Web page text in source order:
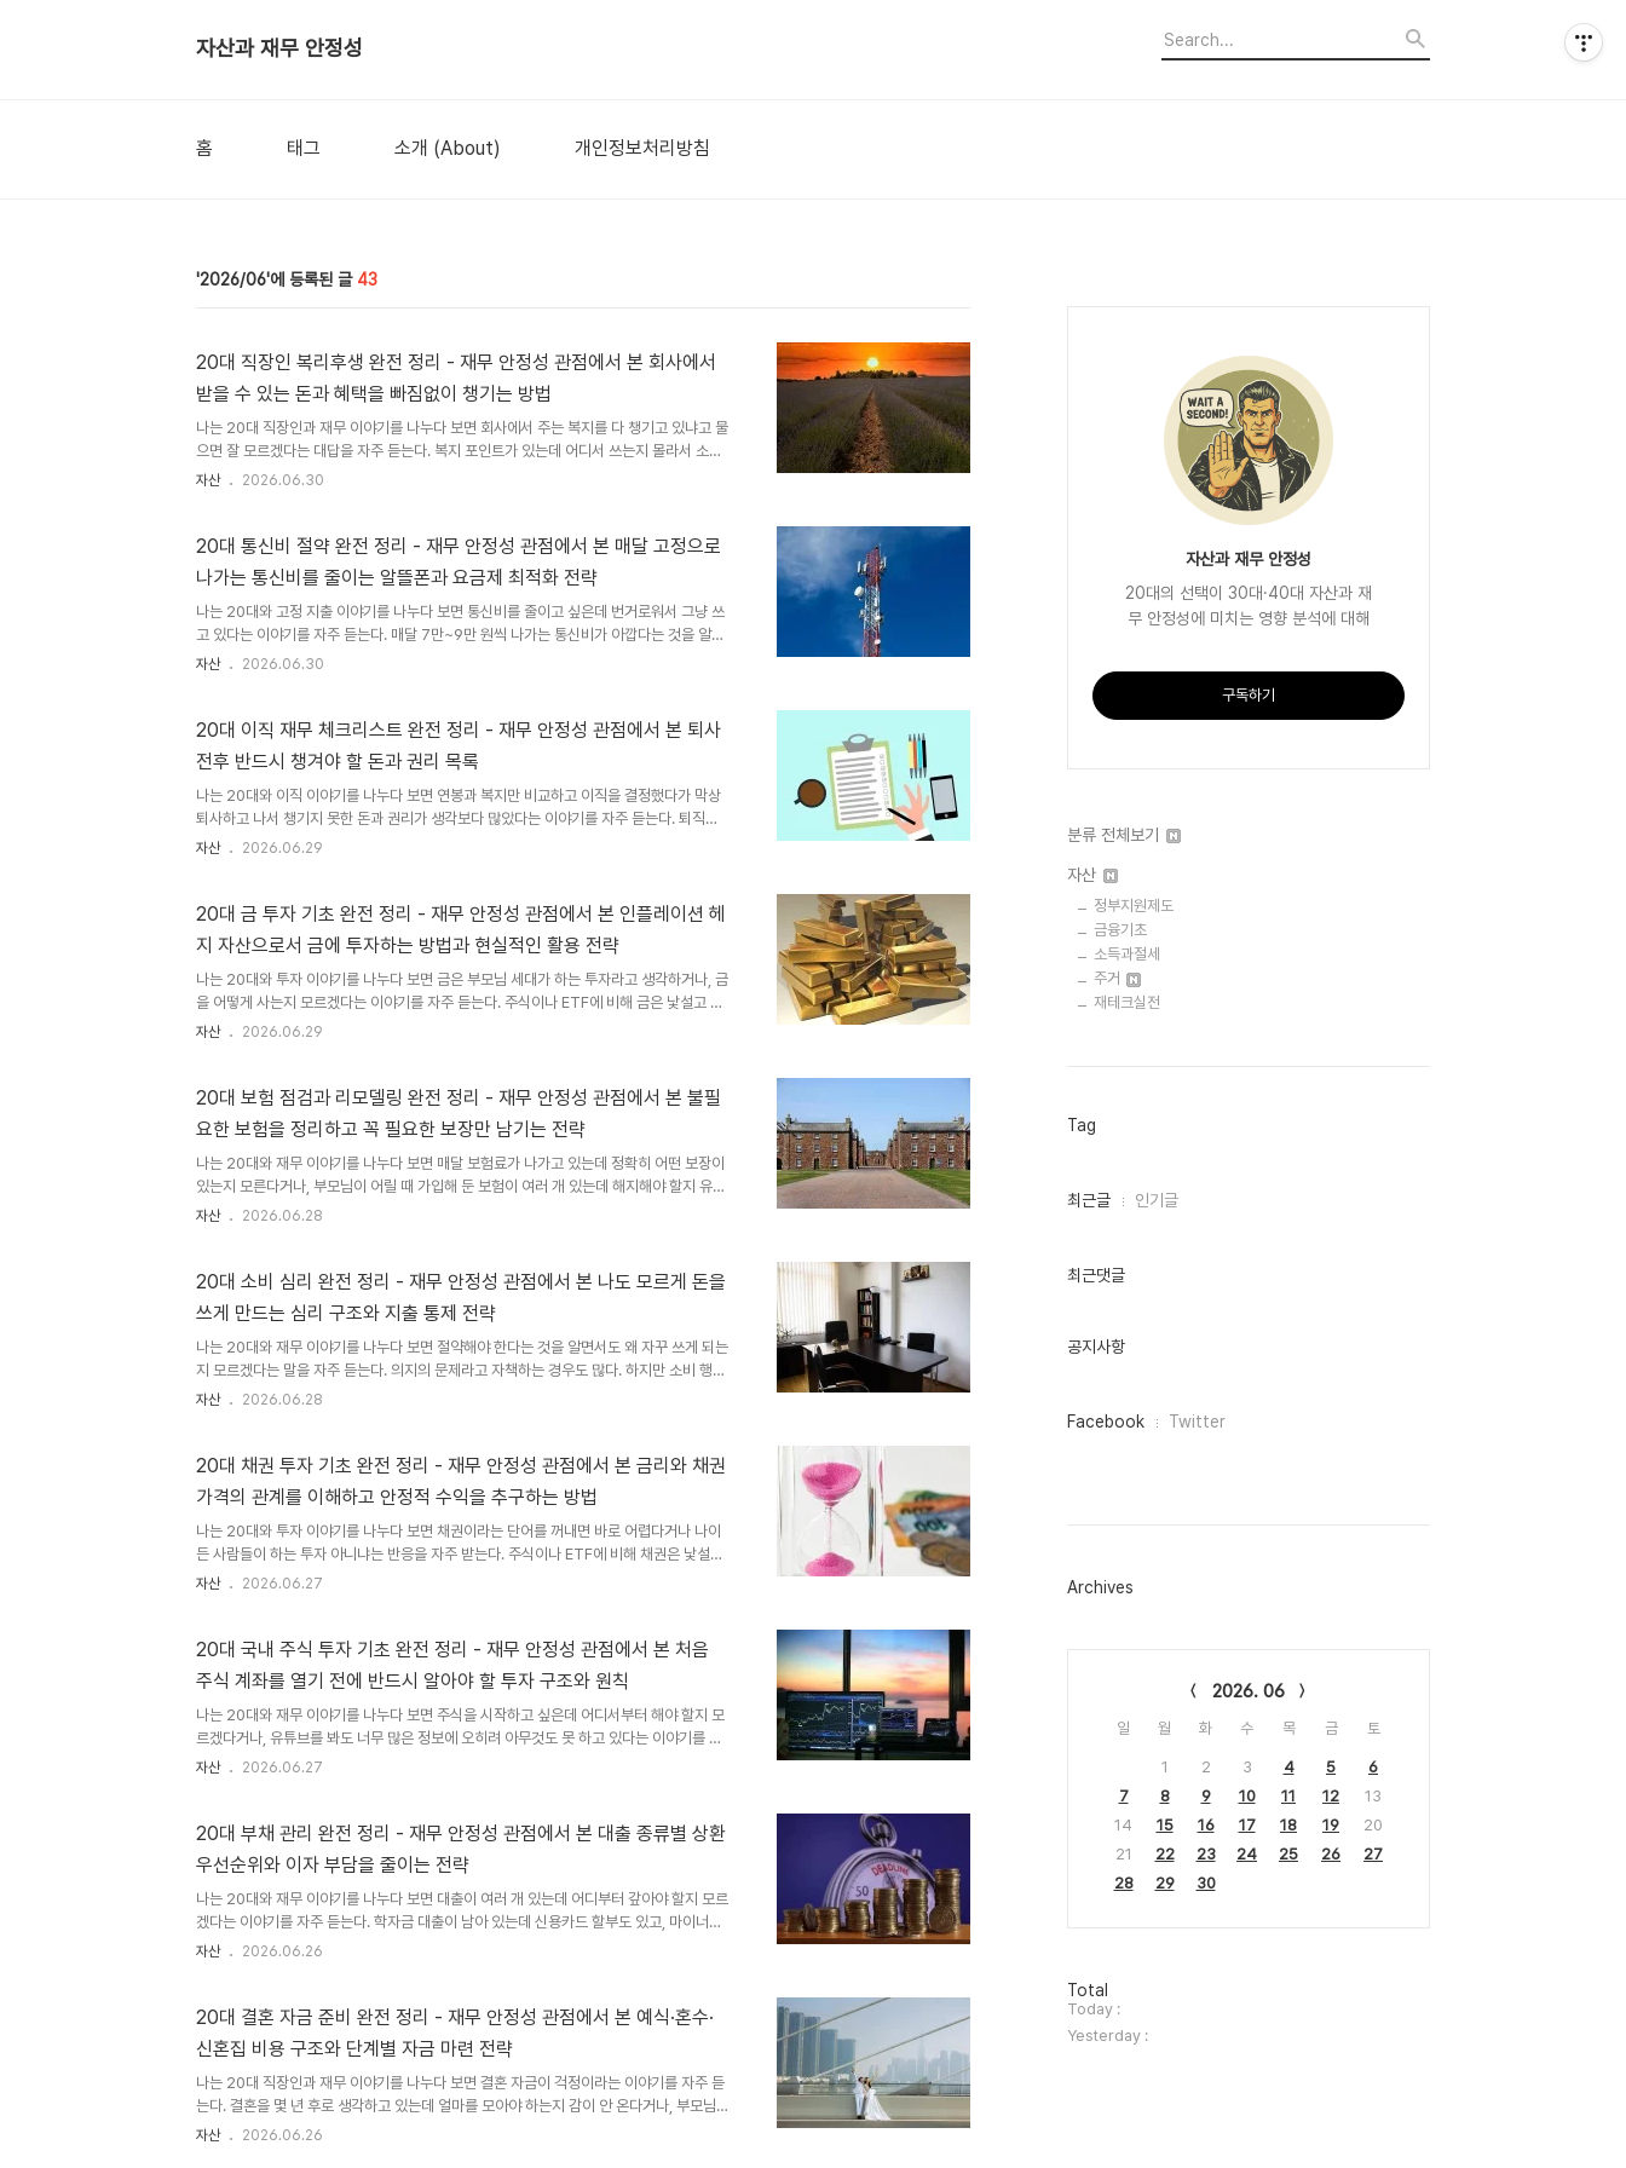
자산과 재무 안정성
홈 태그 소개 (About) 개인정보처리방침
2026/06 43
20대 직장인 복리후생 완전 정리 - 재무 안정성 관점에서 본 회사에서
받을 수 있는 돈과 혜택을 빠짐없이 챙기는 방법
나는 20대 직장인과 재무 이야기를 나누다 보면 회사에서 주는 복지를 다 챙기고 있냐고 물
으면 잘 모르겠다는 대답을 자주 듣는다. 복지 포인트가 있는데 어디서 쓰는지 몰라서 소멸
된 경우도 있고, 자기 계발비 지원이 있는데 신청을 안 해서 못 받은 경우도 있다. 복리후생
무화된 항목(4대 보험, 퇴직금, 연차 등)과 회사가 자율적으로 제공하는 항목(복지 포인트,
자기 계발비, 건강검진, 주택 지원 등)으로 나뉜다. 많은 직장인이 의무 항목만 챙기고 자율
제공 항목을 활용하지 못한 채 지나치는 경우가 많다. 나는 이 글에서 복리후생의 ..
자산 2026.06.30
20대 통신비 절약 완전 정리 - 재무 안정성 관점에서 본 매달 고정으로
나가는 통신비를 줄이는 알뜰폰과 요금제 최적화 전략
나는 20대와 고정 지출 이야기를 나누다 보면 통신비를 줄이고 싶은데 번거로워서 그냥 쓰
고 있다는 이야기를 자주 듣는다. 매달 7만~9만 원씩 나가는 통신비가 아깝다는 것을 알면
서도 요금제 비교가 귀찮거나, 알뜰폰으로 바꾸면 품질이 나빠질 것 같아 망설이는 경우가
항목 중 하나다. 같은 통화 품질과 데이터를 쓰면서 월 3만~5만 원을 줄이는 것이 현실적으
로 가능하다. 연간으로 계산하면 36만~60만 원이고, 이 금액을 연금저축펀드에 적립하면
세액공제까지 더해져 재무적 효과가 두 배가 된다. 나는 이 글에서 통신비가 높게 나오는 ..
자산 2026.06.30
20대 이직 재무 체크리스트 완전 정리 - 재무 안정성 관점에서 본 퇴사
전후 반드시 챙겨야 할 돈과 권리 목록
나는 20대와 이직 이야기를 나누다 보면 연봉과 복지만 비교하고 이직을 결정했다가 막상
퇴사하고 나서 챙기지 못한 돈과 권리가 생각보다 많았다는 이야기를 자주 듣는다. 퇴직금
을 제때 못 받거나, 연차 수당을 청구하지 않고 나오거나, 건강보험 처리를 늦게 해서 보험
면 연봉 비교보다 먼저 퇴사 전 챙겨야 할 것들의 목록을 만들어야 한다. 퇴사 후에는 돌려
받기 어려운 것들이 있고, 처리 시점을 놓치면 추가 비용이 발생하는 항목도 있다. 나는 이
글에서 퇴사 전 확인 사항, 퇴사 당일 챙겨야 할 것, 퇴사 후 재무 처리 순서, 그리고 새 ..
자산 2026.06.29
20대 금 투자 기초 완전 정리 - 재무 안정성 관점에서 본 인플레이션 헤
지 자산으로서 금에 투자하는 방법과 현실적인 활용 전략
나는 20대와 투자 이야기를 나누다 보면 금은 부모님 세대가 하는 투자라고 생각하거나, 금
을 어떻게 사는지 모르겠다는 이야기를 자주 듣는다. 주식이나 ETF에 비해 금은 낯설고 진
입 방법도 막연하게 느껴지는 것이 사실이다. 하지만 금은 수천 년 동안 가치 저장 수단으로
적합하지 않다. 하지만 주식, ETF, 예금으로 구성된 포트폴리오에 금을 소량 편입하면 자산
전체의 변동성을 낮추고 극단적인 시장 상황에서 완충재 역할을 한다. 나는 이 글에서 금의
자산으로서의 특성, 금에 투자하는 다양한 방법, 각 방법의 세금 구조와 비용, 그리고..
자산 2026.06.29
20대 보험 점검과 리모델링 완전 정리 - 재무 안정성 관점에서 본 불필
요한 보험을 정리하고 꼭 필요한 보장만 남기는 전략
나는 20대와 재무 이야기를 나누다 보면 매달 보험료가 나가고 있는데 정확히 어떤 보장이
있는지 모른다거나, 부모님이 어릴 때 가입해 둔 보험이 여러 개 있는데 해지해야 할지 유지
해야 할지 모르겠다는 이야기를 자주 듣는다. 보험은 가입하는 것보다 정리하고 점검하는
필요 없는 보장에 돈을 내고 있거나, 둘째, 진짜 필요한 보장이 없거나, 셋째, 보험료 부담이
너무 커서 저축 여력이 줄어들고 있는 것이다. 이 세 가지를 동시에 해결하는 것이 보험 리
모델링의 목표다. 나는 이 글에서 20대에게 실제로 필요한 보장이 무엇인지, 지금 ..
자산 2026.06.28
20대 소비 심리 완전 정리 - 재무 안정성 관점에서 본 나도 모르게 돈을
쓰게 만드는 심리 구조와 지출 통제 전략
나는 20대와 재무 이야기를 나누다 보면 절약해야 한다는 것을 알면서도 왜 자꾸 쓰게 되는
지 모르겠다는 말을 자주 듣는다. 의지의 문제라고 자책하는 경우도 많다. 하지만 소비 행동
은 의지보다 심리 구조에 더 크게 좌우된다. 인간의 뇌는 합리적으로 소비를 결정하도록 설
가한다. 이런 심리적 편향은 마케팅과 플랫폼 설계에 정교하게 활용된다. 쇼핑몰의 할인율
표시 방식, 구독 서비스의 무료 체험 구조, 카드 결제의 고통 제거 효과 모두 소비 심리를 이
용한 설계다. 이 구조를 이해하면 왜 내가 쓸 생각이 없었는데도 결제 버튼을 누르게 되는..
자산 2026.06.28
20대 채권 투자 기초 완전 정리 - 재무 안정성 관점에서 본 금리와 채권
가격의 관계를 이해하고 안정적 수익을 추구하는 방법
나는 20대와 투자 이야기를 나누다 보면 채권이라는 단어를 꺼내면 바로 어렵다거나 나이
든 사람들이 하는 투자 아니냐는 반응을 자주 받는다. 주식이나 ETF에 비해 채권은 낯설게
느껴지는 것이 사실이다. 하지만 채권이 무엇인지 이해하고 나면 포트폴리오 안에서 채권이
자산이다. 예금처럼 원금을 지키면서 이자를 받는 성격이 있지만, 시장에서 사고팔 수 있어
가격이 변한다는 점에서 예금과도 다르다. 금리 환경에 따라 채권 가격이 달라지기 때문에
금리 구조를 이해하면 채권을 활용하는 시점을 판단할 수 있다. 나는 이 글에서 채권의 기..
자산 2026.06.27
20대 국내 주식 투자 기초 완전 정리 - 재무 안정성 관점에서 본 처음
주식 계좌를 열기 전에 반드시 알아야 할 투자 구조와 원칙
나는 20대와 재무 이야기를 나누다 보면 주식을 시작하고 싶은데 어디서부터 해야 할지 모
르겠다거나, 유튜브를 봐도 너무 많은 정보에 오히려 아무것도 못 하고 있다는 이야기를 자
주 듣는다. 반대로 아무런 준비 없이 지인 추천이나 주워들은 종목으로 첫 투자를 시작했다
하지 않은 채 시작하면 운에 의존한 투기가 되고, 손실이 쌓이면서 투자 자체를 두려워하게
된다. 주식 투자의 본질은 기업의 일부를 소유하는 것이다. 내가 삼성전자 주식을 1주 사면
삼성전자의 아주 작은 주주가 되는 것이고, 회사가 성장하면 주가가 오르고 배당을 받을..
자산 2026.06.27
20대 부채 관리 완전 정리 - 재무 안정성 관점에서 본 대출 종류별 상환
우선순위와 이자 부담을 줄이는 전략
나는 20대와 재무 이야기를 나누다 보면 대출이 여러 개 있는데 어디부터 갚아야 할지 모르
겠다는 이야기를 자주 듣는다. 학자금 대출이 남아 있는데 신용카드 할부도 있고, 마이너스
통장도 쓰고 있는 상황에서 매달 어느 대출에 얼마를 갚아야 하는지 기준이 없다는 것이다.
직접적으로 방해하는 요인이다. 이자가 나가는 만큼 저축과 투자에 쓸 수 있는 돈이 줄어들
기 때문이다. 부채를 어떻게 관리하느냐에 따라 같은 소득을 가진 두 사람의 5년 후 순자산
이 수천만 원씩 차이 날 수 있다. 나는 이 글에서 20대가 흔히 보유하는 부채의 종류..
자산 2026.06.26
20대 결혼 자금 준비 완전 정리 - 재무 안정성 관점에서 본 예식·혼수·
신혼집 비용 구조와 단계별 자금 마련 전략
나는 20대 직장인과 재무 이야기를 나누다 보면 결혼 자금이 걱정이라는 이야기를 자주 듣
는다. 결혼을 몇 년 후로 생각하고 있는데 얼마를 모아야 하는지 감이 안 온다거나, 부모님
지원 없이 스스로 결혼 비용을 마련할 수 있을지 모르겠다는 것이다. 결혼은 인생에서 가장
자산 2026.06.26
자산과 재무 안정성
20대의 선택이 30대·40대 자산과 재
무 안정성에 미치는 영향 분석에 대해
구독하기
분류 전체보기
자산
정부지원제도
금융기초
소득과절세
주거
재테크실전
Tag
최
인
최근글 인기글
최근댓글
공지사항
페
그
Facebook Twitter
Archives
2026. 06
일 월 화 수 목 금 토
1 2 3 4 5
6
7
8 9 10 11 12
13
14
15 16 17 18 19
20
21
22 23 24 25 26
27
28
29 30
방
문
자
수
Total
Today :
Yesterday :